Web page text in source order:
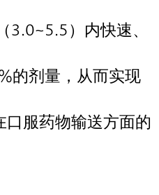
3.0~5.5）内快速、
的剂量，从而实现
口服药物输送方面的